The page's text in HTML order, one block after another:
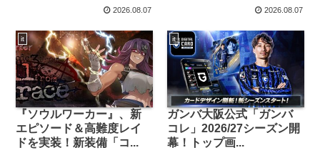
2026.08.07 2026.08.07
it
『ソウルワーカー』、新
エピソード＆高難度レイ
ドを実装！新装備「コ...
it
ガンバ大阪公式「ガンバ
コレ」2026/27シーズン開
幕！トップ画...